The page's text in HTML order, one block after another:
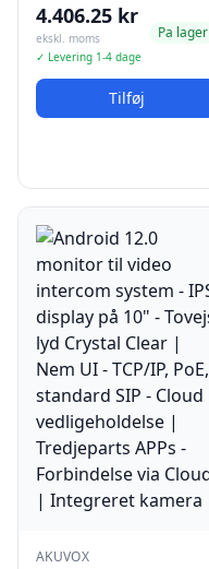
4.406.25 kr
ekskl. moms
✓ Levering 1-4 dage
Pa lager
Tilføj
AKUVOX